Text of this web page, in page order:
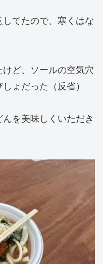
てたので、寒くはな
ど、ソールの空気穴
ょだった（反省）
を美味しくいただき